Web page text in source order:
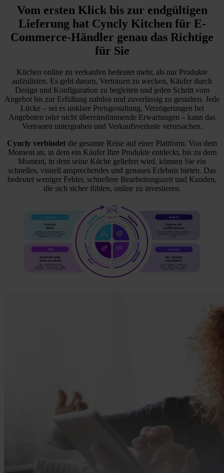
Vom ersten Klick bis zur endgültigen
Lieferung hat Cyncly Kitchen für E-
Commerce-Händler genau das Richtige
für Sie
Küchen online zu verkaufen bedeutet mehr, als nur Produkte
aufzulisten. Es geht darum, Vertrauen zu wecken, Käufer durch
Design und Konfiguration zu begleiten und jeden Schritt vom
Angebot bis zur Erfüllung nahtlos und zuverlässig zu gestalten. Jede
Lücke – sei es unklare Preisgestaltung, Verzögerungen bei
Angeboten oder nicht übereinstimmende Erwartungen – kann das
Vertrauen untergraben und Verkaufsverluste verursachen.
Cyncly verbindet die gesamte Reise auf einer Plattform. Von dem
Moment an, in dem ein Käufer Ihre Produkte entdeckt, bis zu dem
Moment, in dem seine Küche geliefert wird, können Sie ein
schnelles, visuell ansprechendes und genaues Erlebnis bieten. Das
bedeutet weniger Fehler, schnellere Bearbeitungszeit und Kunden,
die sich sicher fühlen, online zu investieren.